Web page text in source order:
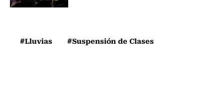
#Lluvias #Suspensión de Clases